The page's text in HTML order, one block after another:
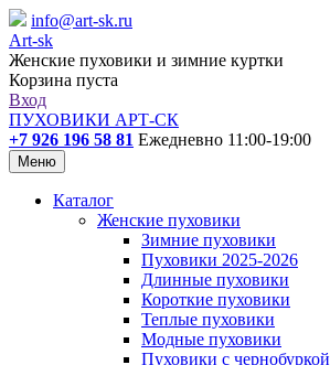
info@art-sk.ru
Art-sk
Женские пуховики и зимние куртки
Корзина пуста
Вход
ПУХОВИКИ АРТ-СК
+7 926 196 58 81 Ежедневно 11:00-19:00
Меню
Каталог
Женские пуховики
Зимние пуховики
Пуховики 2025-2026
Длинные пуховики
Короткие пуховики
Теплые пуховики
Модные пуховики
Пуховики с чернобуркой